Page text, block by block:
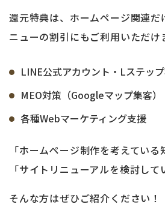
還元特典は、ホームページ関連だ
ニューの割引にもご利用いただけ
LINE公式アカウント・Lステッ
MEO対策（Googleマップ集客）
各種Webマーケティング支援
「ホームページ制作を考えている
「サイトリニューアルを検討して
そんな方はぜひご紹介ください！